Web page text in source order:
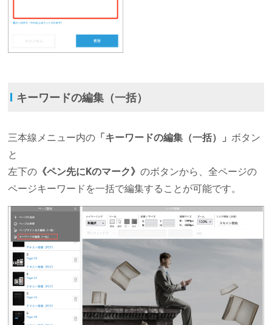
Ι キーワードの編集（一括）
三本線メニュー内の 「キーワードの編集（一括）」ボタン
と
左下の 《ペン先にKのマーク》のボタンから、全ページの
ページキーワードを一括で編集することが可能です。